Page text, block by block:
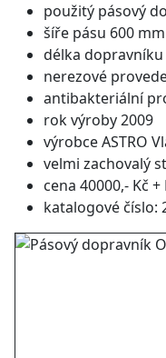
použitý pásový
šíře pásu 600 mm
délka dopravníku
nerezové
antibakteriální
rok výroby 2009
výrobce ASTRO
velmi zachovalý
cena 40000,- Kč +
katalogové číslo: